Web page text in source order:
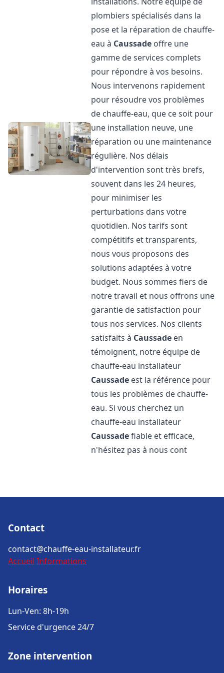
plombiers spécialisés dans la
pose et la réparation de chauffe-
eau à Caussade offre une
gamme de services complets
pour répondre à vos besoins.
Nous intervenons rapidement
pour résoudre vos problèmes
de chauffe-eau, que ce soit pour
une installation neuve, une
réparation ou une maintenance
régulière. Nos délais
d'intervention sont très brefs,
souvent dans les 24 heures,
pour minimiser les
perturbations dans votre
quotidien. Nos tarifs sont
compétitifs et transparents,
nous vous proposons des
solutions adaptées à votre
budget. Nous sommes fiers de
notre travail et nous offrons une
garantie de satisfaction pour
tous nos services. Nos clients
satisfaits à Caussade en
témoignent, notre équipe de
chauffe-eau installateur
Caussade est la référence pour
tous les problèmes de chauffe-
eau. Si vous cherchez un
chauffe-eau installateur
Caussadefiable et efficace,
n'hésitez pas à nous cont
Contact
contact@chauffe-eau-installateur.fr
Accueil Informations
Horaires
Lun-Ven: 8h-19h
Service d'urgence 24/7
Zone intervention